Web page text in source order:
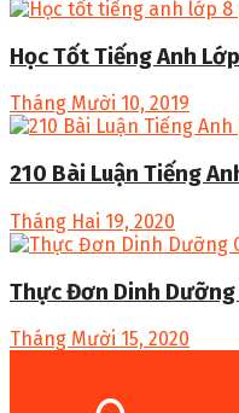
Học Tốt Tiếng Anh
Tháng Mười 10, 2019
210 Bài Luận Tiếng
Tháng Hai 19, 2020
Thực Đơn Dinh Dưỡng
Tháng Mười 15, 2020